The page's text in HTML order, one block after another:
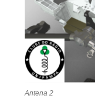
Antena 2